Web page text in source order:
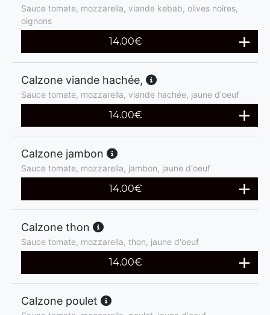
Sauce tomate, mozzarella, viande kebab, olives noires,
oignons
14.00€
Calzone viande hachée,
Sauce tomate, mozzarella, viande hachée, jaune d'oeuf
14.00€
Calzone jambon
Sauce tomate, mozzarella, jambon, jaune d'oeuf
14.00€
Calzone thon
Sauce tomate, mozzarella, thon, jaune d'oeuf
14.00€
Calzone poulet